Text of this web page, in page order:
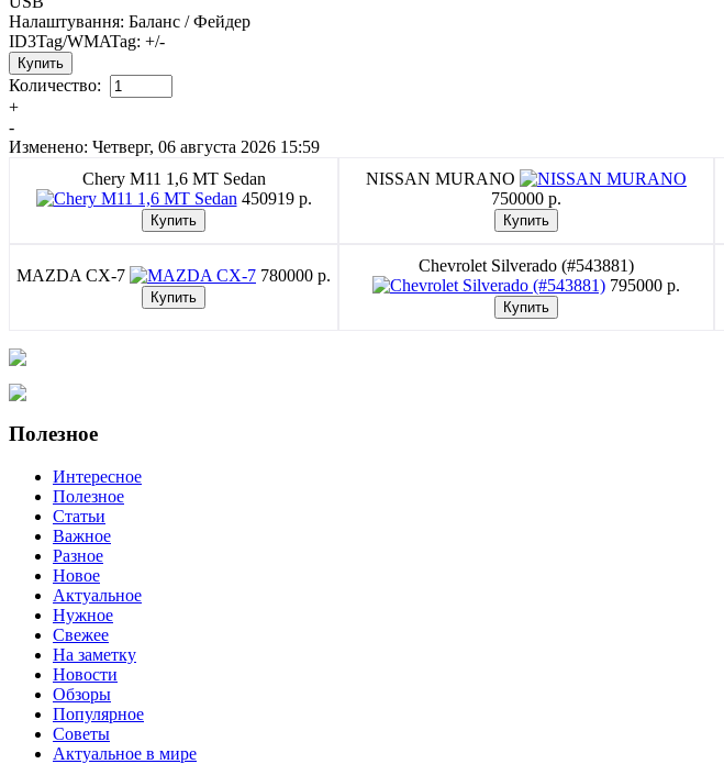
Налаштування: Баланс / Фейдер
ID3Tag/WMATag: +/-
Количество:
+
-
Изменено: Четверг, 06 августа 2026 15:59
Chery M11 1,6 MT Sedan
450919 p.
NISSAN MURANO
750000 p.
MAZDA CX-7 780000 p.
Chevrolet Silverado (#543881)
795000 p.
Полезное
Интересное
Полезное
Статьи
Важное
Разное
Новое
Актуальное
Нужное
Свежее
На заметку
Новости
Обзоры
Популярное
Советы
Актуальное в мире